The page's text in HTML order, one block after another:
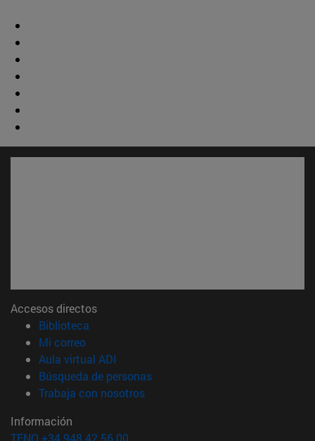
Accesos directos
Biblioteca
Mi correo(abre en nueva ventana)
Aula virtual ADI
Búsqueda de personas(abre en nueva ventana)
Trabaja con nosotros(abre en nueva ventana)
Información
TFNO +34 948 42 56 00